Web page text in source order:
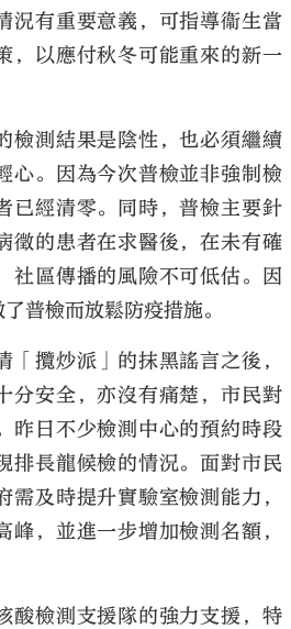
況有重要意義，可指導衞生當
，以應付秋冬可能重來的新一
檢測結果是陰性，也必須繼續
心。因為今次普檢並非強制檢
已經清零。同時，普檢主要針
徵的患者在求醫後，在未有確
社區傳播的風險不可低估。因
普檢而放鬆防疫措施。
「攬炒派」的抹黑謠言之後，
分安全，亦沒有痛楚，市民對
昨日不少檢測中心的預約時段
排長龍候檢的情況。面對市民
需及時提升實驗室檢測能力，
峰，並進一步增加檢測名額，
酸檢測支援隊的強力支援，特